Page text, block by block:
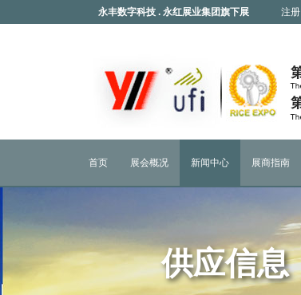
永丰数字科技 . 永红展业集团旗下展 注册
首页 展会概况 新闻中心 展商指南
供应信息